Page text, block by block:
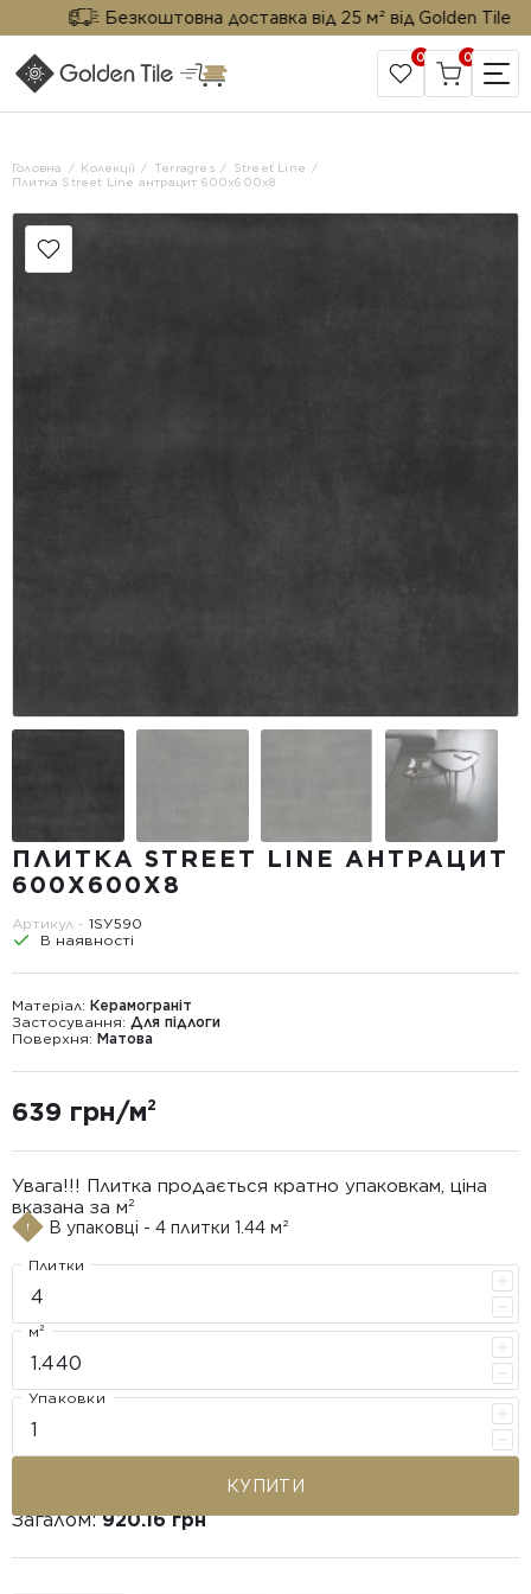
Безкоштовна доставка від 25 м² від Golden Tile
САЙТ КОМПАНІЇ
0 0
Головна Колекції Terragres
Street Line
Плитка Street Line антрацит 600x600x8
ПЛИТКА STREET LINE АНТРАЦИТ
600X600X8
Артикул - 1SУ590
В наявності
Матеріал: Керамограніт
Застосування: Для підлоги
Поверхня: Матова
639 грн/м²
Увага!!! Плитка продається кратно упаковкам, ціна
вказана за м²
В упаковці - 4 плитки 1.44 м²
Плитки
м²
Упаковки
КУПИТИ
Загалом:920.16 грн